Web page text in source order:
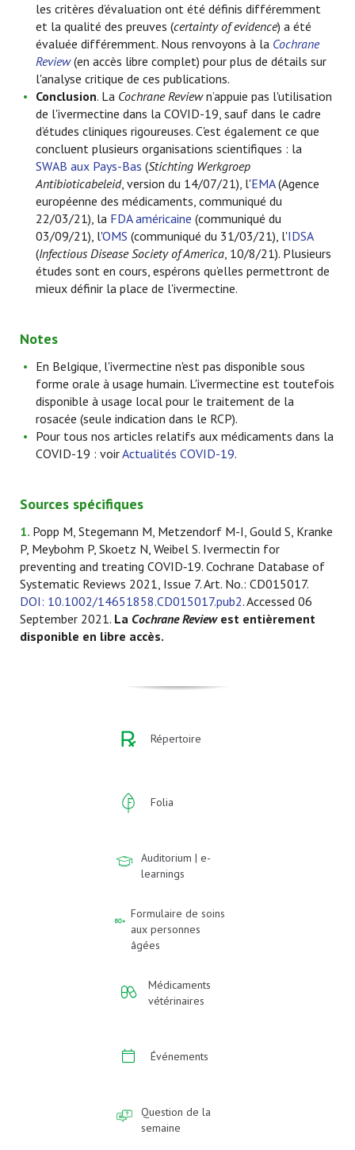
les critères d’évaluation ont été définis différemment
et la qualité des preuves (certainty of evidence) a été
évaluée différemment. Nous renvoyons à la Cochrane
Review(en accès libre complet) pour plus de détails sur
l'analyse critique de ces publications.
Conclusion. La Cochrane Reviewn’appuie pas l'utilisation
de l'ivermectine dans la COVID-19, sauf dans le cadre
d’études cliniques rigoureuses. C'est également ce que
concluent plusieurs organisations scientifiques : la
SWAB aux Pays-Bas (Stichting Werkgroep
Antibioticabeleid, version du 14/07/21), l'EMA(Agence
européenne des médicaments, communiqué du
22/03/21), la FDA américaine (communiqué du
03/09/21), l'OMS (communiqué du 31/03/21), l'IDSA
(Infectious Disease Society of America, 10/8/21). Plusieurs
études sont en cours, espérons qu’elles permettront de
mieux définir la place de l'ivermectine.
Notes
En Belgique, l'ivermectine n'est pas disponible sous
forme orale à usage humain. L'ivermectine est toutefois
disponible à usage local pour le traitement de la
rosacée (seule indication dans le RCP).
Pour tous nos articles relatifs aux médicaments dans la
COVID-19 : voirActualités COVID-19.
Sources spécifiques
1. Popp M, Stegemann M, Metzendorf M-I, Gould S, Kranke
P, Meybohm P, Skoetz N, Weibel S. Ivermectin for
preventing and treating COVID‐19. Cochrane Database of
Systematic Reviews 2021, Issue 7. Art. No.: CD015017.
DOI: 10.1002/14651858.CD015017.pub2. Accessed 06
September 2021. La Cochrane Reviewest entièrement
disponible en libre accès.
Répertoire
Folia
Auditorium | e-
learnings
Formulaire de soins
aux personnes
âgées
Médicaments
vétérinaires
Événements
Question de la
semaine